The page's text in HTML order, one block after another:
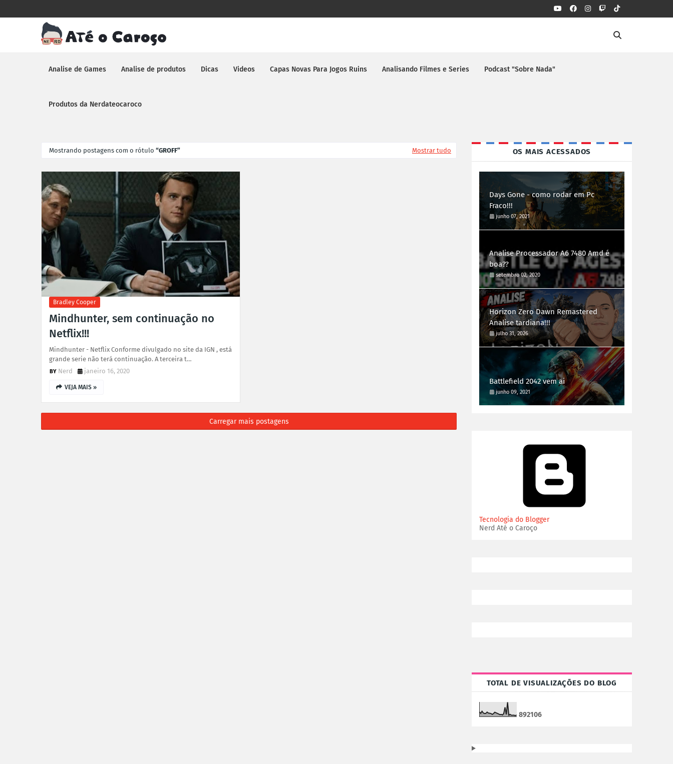
Analise de Games Analise de produtos Dicas Videos Capas Novas Para Jogos Ruins Analisando Filmes e Series Podcast "Sobre Nada"
Produtos da Nerdateocaroco
Mostrando postagens com o rótulo GROFF Mostrar tudo
Bradley Cooper
Mindhunter, sem continuação no
Netflix!!!
Mindhunter - Netflix Conforme divulgado no site da IGN , está
grande serie não terá continuação. A terceira t…
Nerd
janeiro 16, 2020
VEJA MAIS »
Carregar mais postagens
OS MAIS ACESSADOS
Days Gone - como rodar em Pc
Fraco!!!
junho 07, 2021
Analise Processador A6 7480 Amd é
boa??
setembro 02, 2020
Horizon Zero Dawn Remastered
Analise tardiana!!!
julho 31, 2026
Battlefield 2042 vem ai
junho 09, 2021
Tecnologia do Blogger
Nerd Até o Caroço
TOTAL DE VISUALIZAÇÕES DO BLOG
892106